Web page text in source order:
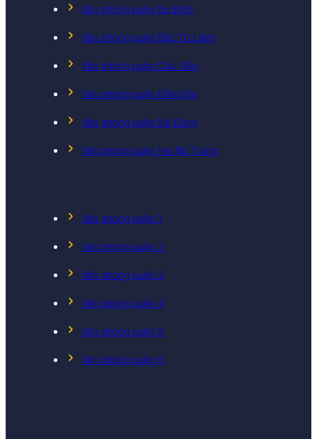
Văn phòng quận Ba Đình
Văn phòng quận Bắc Từ Liêm
Văn phòng quận Cầu Giấy
Văn phòng quận Đống Đa
Văn phòng quận Hà Đông
Văn phòng quận Hai Bà Trưng
Văn phòng quận 1
Văn phòng quận 2
Văn phòng quận 3
Văn phòng quận 4
Văn phòng quận 5
Văn phòng quận 6